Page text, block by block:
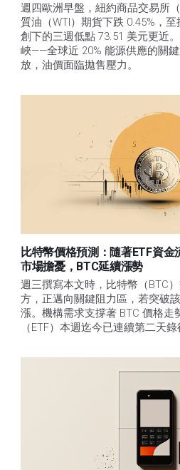
週四歐洲早盤，紐約商品交易所
質油（WTI）期貨下跌 0.45%，
創下的三週低點 73.51 美元更近
峽——全球近 20% 能源供應的關
放，油價面臨拋售壓力。
比特幣價格預測：隨著ETF資
市場擔憂，BTC延續漲勢
週三撰寫本文時，比特幣（BTC
方，正邁向關鍵阻力區，若突破
漲。機構需求支撐著 BTC 價格走
（ETF）本週迄今已連續第二天錄